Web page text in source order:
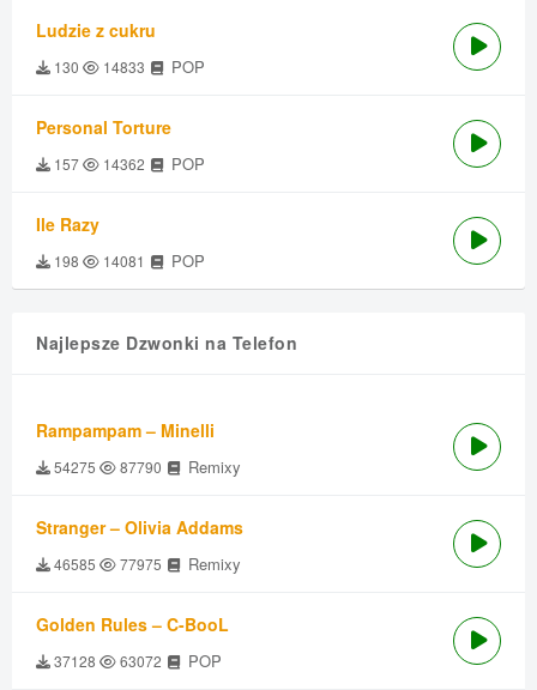
Ludzie z cukru
130 14833 POP
Personal Torture
157 14362 POP
Ile Razy
198 14081 POP
Najlepsze Dzwonki na Telefon
Rampampam – Minelli
54275 87790 Remixy
Stranger – Olivia Addams
46585 77975 Remixy
Golden Rules – C-BooL
37128 63072 POP